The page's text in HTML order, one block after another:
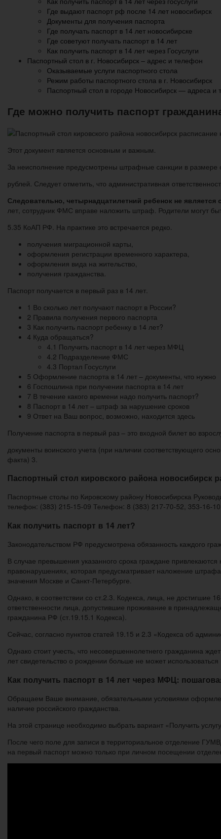
Где выдают паспорт рф после 14 лет новосибирск
Документы для получения паспорта
Где получать паспорт в 14 лет новосибирске
Где советуют получать паспорт в 14 лет
Как получить паспорт в 14 лет через Госуслуги
Паспортный стол в г. Новосибирск – адрес и телефон
Оказываемые услуги паспортного стола
Режим работы паспортного стола в г. Новосибирск
Паспортный стол в городе Новосибирск — адреса и
Где можно получить паспорт
Этот документ является основным и важным.
За неисполнение предусмотрены штрафные санкции в размере
рублей. Следует отметить, что административная
Следовательно, четырнадцатилетний ребенок не
лет, сотрудник ФМС вправе наложить штраф. Родители могут
5.35 КоАП РФ. На практике это встречается редко.
получения миграционной карты,
оформления регистрации временного характера,
оформления вида на жительство,
получения гражданства.
Паспорт получается в первый раз в 14 лет.
1 Во сколько лет получают паспорт в России?
2 Правила получения первого паспорта
3 Как получить паспорт ребенку в 14 лет?
4 Куда обращаться?
4.1 Получить паспорт в 14 лет через МФЦ
4.2 Подразделение ФМС
4.3 Портал Госуслуги
5 Оформление паспорта в 14 лет – документы, что нужно
6 Госпошлина при получении паспорта в 14 лет
7 В течение какого времени надо получить паспорт?
8 Паспорт в 14 лет – штраф за нарушение сроков
9 Ответ на Ваш вопрос, возможно, находится здесь
Получение паспорта в первый раз – это входной билет во
документы воинского учета (при наличии соответствующего
факта) 3.
Паспортный стол кировского района новосибирск
Паспортные столы по Кировскому району Новосибирска
телефон: (383) 215-15-09 Телефон: 8 (383) 217-70-52, 353-16-
Как получить паспорт в 14 лет?
Законодательством РФ предусмотрена обязанность каждого
В случае превышения указанного срока граждане
правонарушениях, которая предусматривает наложение
значения Москве и Санкт-Петербурге.
Однако, в соответствии со ст.2.3. Кодекса, лица, не достигшие
ответственности лица, допустившие проживание в
гражданина РФ (ст.19.15.1 Кодекса).
Сейчас, согласно пунктов статей 19.15 и 2.3 «Кодекса об
Однако стоит учесть, что несовершеннолетнего гражданина
лет свидетельство о рождении больше не может
Как получить паспорт в 14 лет через МФЦ:
Обращаем Ваше внимание, обязательными условиями
наличие российского гражданства.
На этой странице необходимо выбрать вариант «Получить
После чего поле для записи в территориальное отделение
на первый паспорт можно только при личном посещении